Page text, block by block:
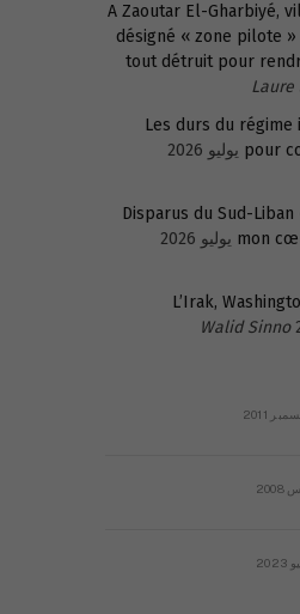
A Zaoutar El-Gharbiyé,
désigné « zone pilote
tout détruit pour
Laure
Les durs du
pour
Disparus du Sud-
mon
L’Irak,
Walid Sinno